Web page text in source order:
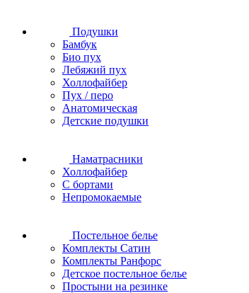
Подушки
Бамбук
Био пух
Лебяжий пух
Холлофайбер
Пух / перо
Анатомическая
Детские подушки
Наматрасники
Холлофайбер
С бортами
Непромокаемые
Постельное белье
Комплекты Сатин
Комплекты Ранфорс
Детское постельное белье
Простыни на резинке